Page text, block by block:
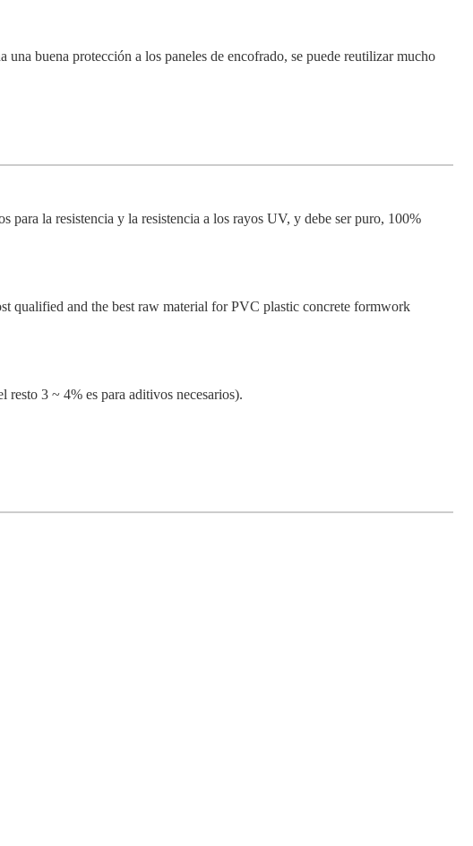
buena protección a los paneles de encofrado, se puede reutilizar mucho
la resistencia y la resistencia a los rayos UV, y debe ser puro, 100%
qualified and the best raw material for PVC plastic concrete formwork
3 ~ 4% es para aditivos necesarios).